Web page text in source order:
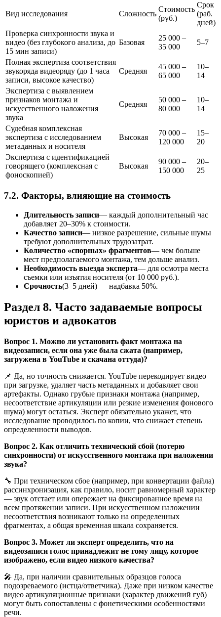
Вид исследования Сложность
Стоимость
(руб.)
Срок
(раб.
дней)
Проверка синхронности звука и
видео (без глубокого анализа, до
15 мин записи)
Базовая
25 000 –
35 000
5–7
Полная экспертиза соответствия
звукоряда видеоряду (до 1 часа
записи, высокое качество)
Средняя
45 000 –
65 000
10–
14
Экспертиза с выявлением
признаков монтажа и
искусственного наложения
звука
Средняя
50 000 –
80 000
10–
14
Судебная комплексная
экспертиза с исследованием
метаданных и носителя
Высокая
70 000 –
120 000
15–
20
Экспертиза с идентификацией
говорящего (комплексная с
фоноскопией)
Высокая
90 000 –
150 000
20–
25
7.2. Факторы, влияющие на стоимость
Длительность записи— каждый дополнительный час
добавляет 20–30% к стоимости.
Качество записи— низкое разрешение, сильные шумы
требуют дополнительных трудозатрат.
Количество «спорных» фрагментов— чем больше
мест предполагаемого монтажа, тем дольше анализ.
Необходимость выезда эксперта— для осмотра места
съемки или изъятия носителя (от 10 000 руб.).
Срочность(3–5 дней) — надбавка 50%.
Раздел 8. Часто задаваемые вопросы
юристов и адвокатов
Вопрос 1. Можно ли установить факт монтажа на
видеозаписи, если она уже была сжата (например,
загружена в YouTube и скачана оттуда)?
📌 Да, но точность снижается. YouTube перекодирует видео
при загрузке, удаляет часть метаданных и добавляет свои
артефакты. Однако грубые признаки монтажа (например,
несоответствие артикуляции или резкие изменения фонового
шума) могут остаться. Эксперт обязательно укажет, что
исследование проводилось по копии, что снижает степень
определенности выводов.
Вопрос 2. Как отличить технический сбой (потерю
синхронности) от искусственного монтажа при наложении
звука?
🔧 При техническом сбое (например, при конвертации файла)
рассинхронизация, как правило, носит равномерный характер
— звук отстает или опережает на фиксированное время на
всем протяжении записи. При искусственном наложении
несоответствия возникают только на определенных
фрагментах, а общая временная шкала сохраняется.
Вопрос 3. Может ли эксперт определить, что на
видеозаписи голос принадлежит не тому лицу, которое
изображено, если видео низкого качества?
🎤 Да, при наличии сравнительных образцов голоса
подозреваемого (истца/ответчика). Даже при низком качестве
видео артикуляционные признаки (характер движений губ)
могут быть сопоставлены с фонетическими особенностями
речи.